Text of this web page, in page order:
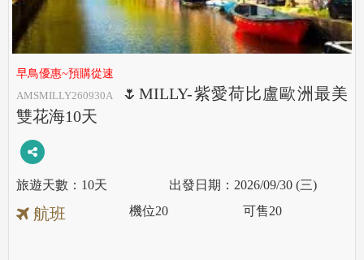
早鳥優惠~預購從速
AMSMILLY260930A
🌷MILLY-紫愛荷比盧歐洲最美
雙花海10天
10天 2026/09/30 (三)
航班 機位20 可售20